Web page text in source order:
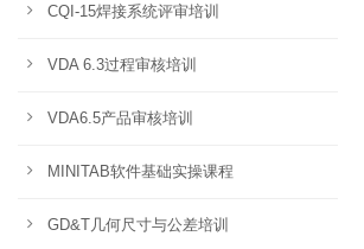
CQI-15焊接系统评审培训
VDA 6.3过程审核培训
VDA6.5产品审核培训
MINITAB软件基础实操课程
GD&T几何尺寸与公差培训